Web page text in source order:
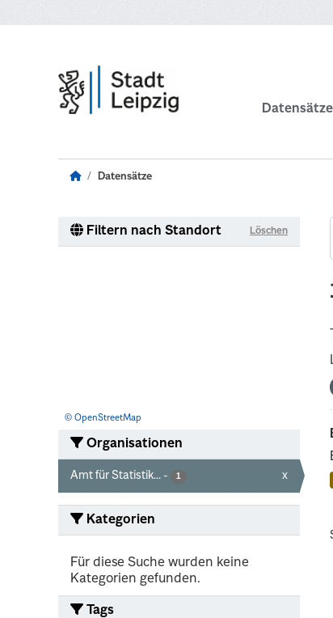
Datensätze
Datensätze
Filtern nach Standort Löschen
© OpenStreetMap
Organisationen
Amt für Statistik... - 1 x
Kategorien
Für diese Suche wurden keine
Kategorien gefunden.
Tags